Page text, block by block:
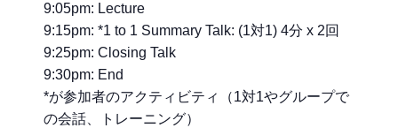
9:05pm: Lecture
9:15pm: *1 to 1 Summary Talk: (1対1) 4分 x 2回
9:25pm: Closing Talk
9:30pm: End
*が参加者のアクティビティ（1対1やグループで
の会話、トレーニング）